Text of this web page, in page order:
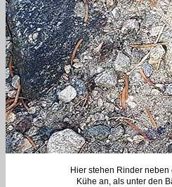
Hier stehen Rinder
Kühe an, als unter den